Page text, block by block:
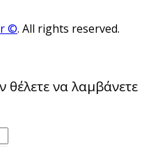
©. All rights reserved.
θέλετε να λαμβάνετε